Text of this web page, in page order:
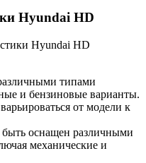
Hyundai HD
Hyundai HD
типами
и бензиновые варианты.
от модели к
оснащен различными
механические и